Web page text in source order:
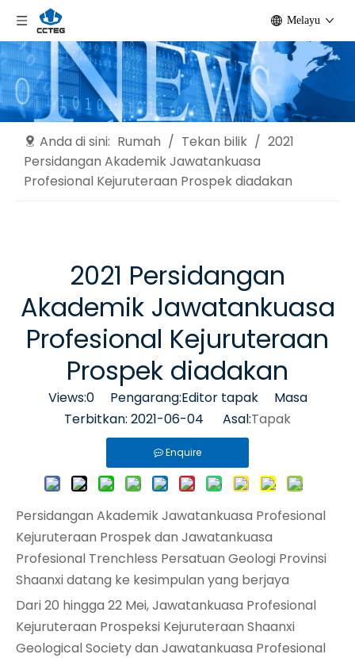
Melayu
Anda di sini: Rumah / Tekan bilik / 2021
Persidangan Akademik Jawatankuasa
Profesional Kejuruteraan Prospek diadakan
2021 Persidangan
Akademik Jawatankuasa
Profesional Kejuruteraan
Prospek diadakan
Views:0Pengarang:Editor tapak Masa
Terbitkan: 2021-06-04 Asal:Tapak
Enquire
Persidangan Akademik Jawatankuasa Profesional
Kejuruteraan Prospek dan Jawatankuasa
Profesional Trenchless Persatuan Geologi Provinsi
Shaanxi datang ke kesimpulan yang berjaya
Dari 20 hingga 22 Mei, Jawatankuasa Profesional
Kejuruteraan Prospeksi Kejuruteraan Shaanxi
Geological Society dan Jawatankuasa Profesional